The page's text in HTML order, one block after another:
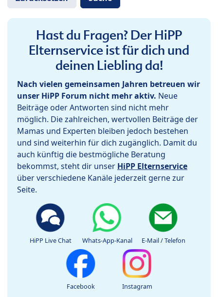
Hast du Fragen? Der HiPP
Elternservice ist für dich und
deinen Liebling da!
Nach vielen gemeinsamen Jahren betreuen wir
unser HiPP Forum nicht mehr aktiv. Neue
Beiträge oder Antworten sind nicht mehr
möglich. Die zahlreichen, wertvollen Beiträge der
Mamas und Experten bleiben jedoch bestehen
und sind weiterhin für dich zugänglich. Damit du
auch künftig die bestmögliche Beratung
bekommst, steht dir unser HiPP Elternservice
über verschiedene Kanäle jederzeit gerne zur
Seite.
HiPP Live Chat Whats-App-Kanal E-Mail / Telefon
Facebook Instagram